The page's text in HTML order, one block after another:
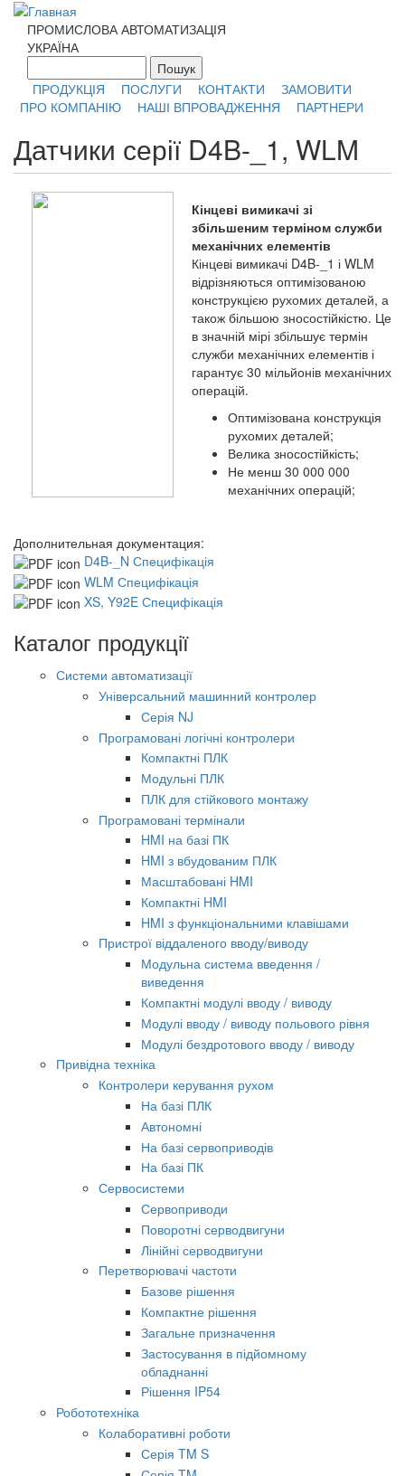
Перейти к основному содержанию
ПРОМИСЛОВА АВТОМАТИЗАЦІЯ
УКРАЇНА
Форма поиска
ПРОДУКЦІЯ
ПОСЛУГИ КОНТАКТИ
ЗАМОВИТИ
ПРО КОМПАНІЮ
НАШІ ВПРОВАДЖЕННЯ ПАРТНЕРИ
Датчики серії D4B-_1, WLM
Кінцеві вимикачі зі
збільшеним терміном служби
механічних елементів
Кінцеві вимикачі D4B-_1 і WLM
відрізняються оптимізованою
конструкцією рухомих деталей, а
також більшою зносостійкістю. Це
в значній мірі збільшує термін
служби механічних елементів і
гарантує 30 мільйонів механічних
операцій.
Оптимізована конструкція
рухомих деталей;
Велика зносостійкість;
Не менш 30 000 000
механічних операцій;
Дополнительная документация:
D4B-_N Специфікація
WLM Специфікація
XS, Y92E Специфікація
Каталог продукції
Системи автоматизації
Універсальний машинний контролер
Серія NJ
Програмовані логічні контролери
Компактні ПЛК
Модульні ПЛК
ПЛК для стійкового монтажу
Програмовані термінали
HMI на базі ПК
HMI з вбудованим ПЛК
Масштабовані HMI
Компактні HMI
HMI з функціональними клавішами
Пристрої віддаленого вводу/виводу
Модульна система введення /
виведення
Компактні модулі вводу / виводу
Модулі вводу / виводу польового рівня
Модулі бездротового вводу / виводу
Привідна техніка
Контролери керування рухом
На базі ПЛК
Автономні
На базі сервоприводів
На базі ПК
Сервосистеми
Сервоприводи
Поворотні серводвигуни
Лінійні серводвигуни
Перетворювачі частоти
Базове рішення
Компактне рішення
Загальне призначення
Застосування в підйомному
обладнанні
Рішення IP54
Робототехніка
Колаборативні роботи
Серія TM S